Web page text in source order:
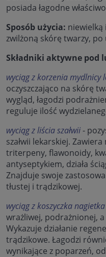
posiada łagodne
Sposób użycia: niewielką
zwilżoną skórę twarzy, po
Składniki aktywne pod
wyciąg z korzenia mydlnicy
oczyszczająco na skórę
wygląd, łagodzi
reguluje ilość
wyciąg z liścia szałwii-
szałwii lekarskiej.
triterpeny, flawonoidy,
antyseptykiem, działa
Znajduje swoje
tłustej i trądzikowej.
wyciąg z koszyczka nagietka
wrażliwej, podrażnionej,
Wykazuje działanie
trądzikowe. Łagodzi
wynikające z poparzeń,